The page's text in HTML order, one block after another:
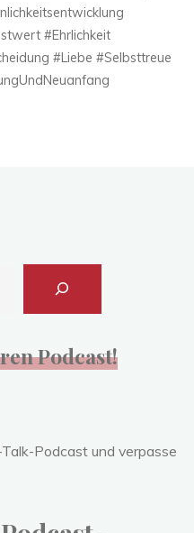
#Ehrlichkeit
#Liebe #Selbsttreue
Podcast!
Podcast und verpasse